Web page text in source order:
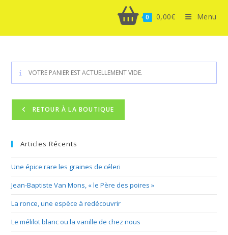
0 0,00€ Menu
VOTRE PANIER EST ACTUELLEMENT VIDE.
RETOUR À LA BOUTIQUE
Articles Récents
Une épice rare les graines de céleri
Jean-Baptiste Van Mons, « le Père des poires »
La ronce, une espèce à redécouvrir
Le mélilot blanc ou la vanille de chez nous